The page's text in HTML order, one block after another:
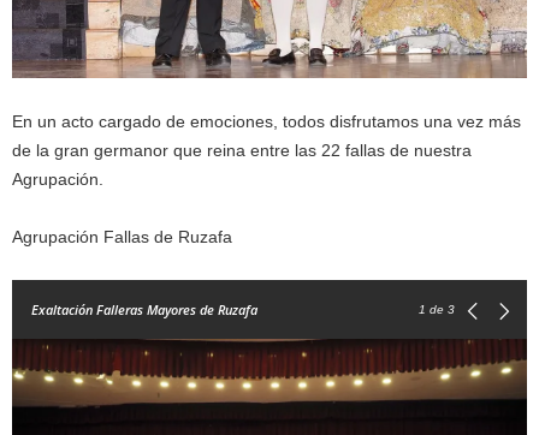
En un acto cargado de emociones, todos disfrutamos una vez más
de la gran germanor que reina entre las 22 fallas de nuestra
Agrupación.
Agrupación Fallas de Ruzafa
Exaltación Falleras Mayores de Ruzafa 1 de 3